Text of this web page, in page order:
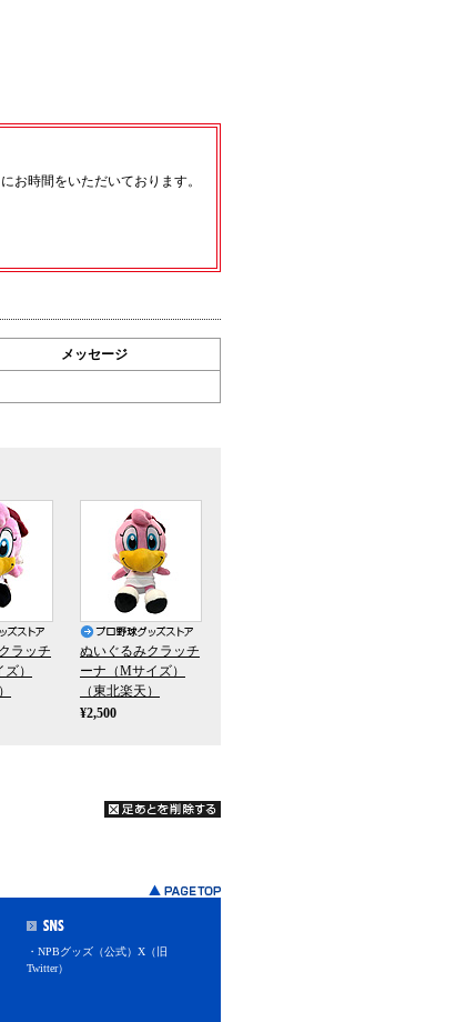
お時間をいただいております。
メッセージ
ラッチ
）
ぬいぐるみクラッチ
ーナ（Mサイズ）
（東北楽天）
¥2,500
・NPBグッズ（公式）X（旧
Twitter）